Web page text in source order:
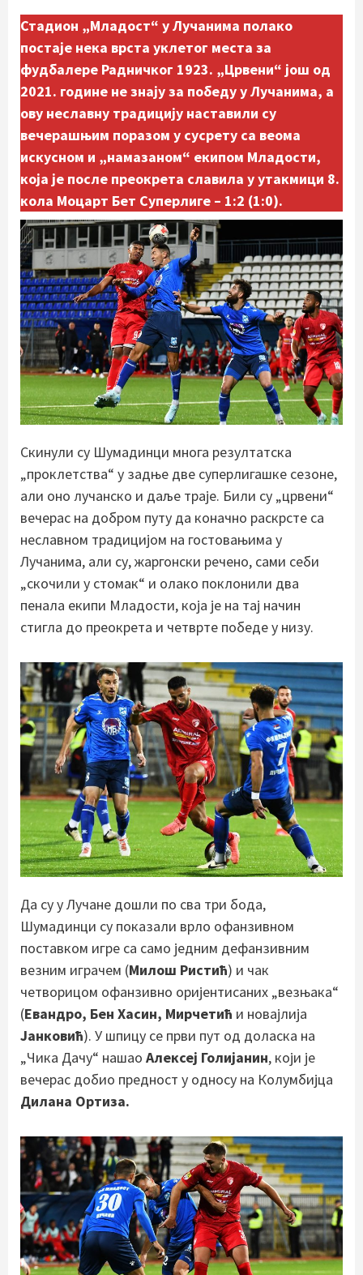
Стадион „Младост“ у Лучанима полако
постаје нека врста уклетог места за
фудбалере Радничког 1923. „Црвени“ још од
2021. године не знају за победу у Лучанима, а
ову неславну традицију наставили су
вечерашњим поразом у сусрету са веома
искусном и „намазаном“ екипом Младости,
која је после преокрета славила у утакмици 8.
кола Моцарт Бет Суперлиге – 1:2 (1:0).
Скинули су Шумадинци многа резултатска
„проклетства“ у задње две суперлигашке сезоне,
али оно лучанско и даље траје. Били су „црвени“
вечерас на добром путу да коначно раскрсте са
неславном традицијом на гостовањима у
Лучанима, али су, жаргонски речено, сами себи
„скочили у стомак“ и олако поклонили два
пенала екипи Младости, која је на тај начин
стигла до преокрета и четврте победе у низу.
Да су у Лучане дошли по сва три бода,
Шумадинци су показали врло офанзивном
поставком игре са само једним дефанзивним
везним играчем (Милош Ристић) и чак
четворицом офанзивно оријентисаних „везњака“
(Евандро, Бен Хасин, Мирчетић и новајлија
Јанковић). У шпицу се први пут од доласка на
„Чика Дачу“ нашао Алексеј Голијанин, који је
вечерас добио предност у односу на Колумбијца
Дилана Ортиза.